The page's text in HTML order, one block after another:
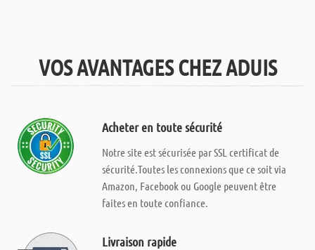
VOS AVANTAGES CHEZ ADUIS
Acheter en toute sécurité
Notre site est sécurisée par SSL certificat de
sécurité.Toutes les connexions que ce soit via
Amazon, Facebook ou Google peuvent être
faites en toute confiance.
Livraison rapide